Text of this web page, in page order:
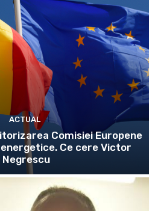
ACTUAL
Comisiei Europene
Ce cere Victor
Negrescu